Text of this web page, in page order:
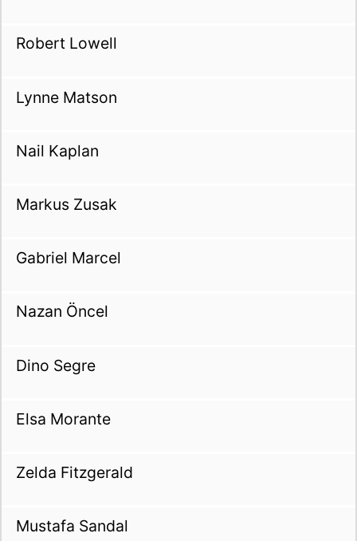
Robert Lowell
Lynne Matson
Nail Kaplan
Markus Zusak
Gabriel Marcel
Nazan Öncel
Dino Segre
Elsa Morante
Zelda Fitzgerald
Mustafa Sandal